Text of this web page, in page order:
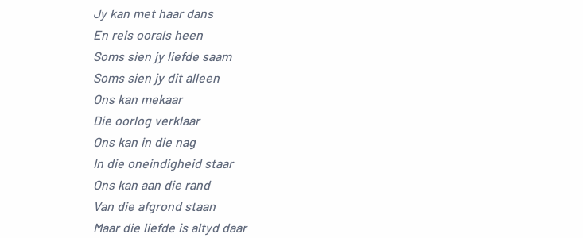
Jy kan met haar dans
En reis oorals heen
Soms sien jy liefde saam
Soms sien jy dit alleen
Ons kan mekaar
Die oorlog verklaar
Ons kan in die nag
In die oneindigheid staar
Ons kan aan die rand
Van die afgrond staan
Maar die liefde is altyd daar